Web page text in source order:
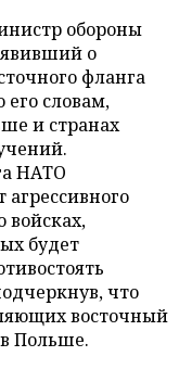
обороны
о
фланга
словам,
и странах
НАТО
войсках,
будет
что
восточный
Польше.